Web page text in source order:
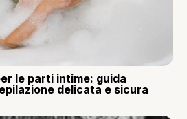
le parti intime: guida
delicata e sicura